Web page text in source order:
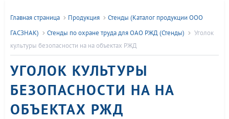
Главная страница Продукция
Стенды (Каталог продукции ООО
ГАСЗНАК)
Стенды по охране труда для ОАО РЖД (Стенды)
Уголок
культуры безопасности на на объектах РЖД
УГОЛОК КУЛЬТУРЫ
БЕЗОПАСНОСТИ НА НА
ОБЪЕКТАХ РЖД